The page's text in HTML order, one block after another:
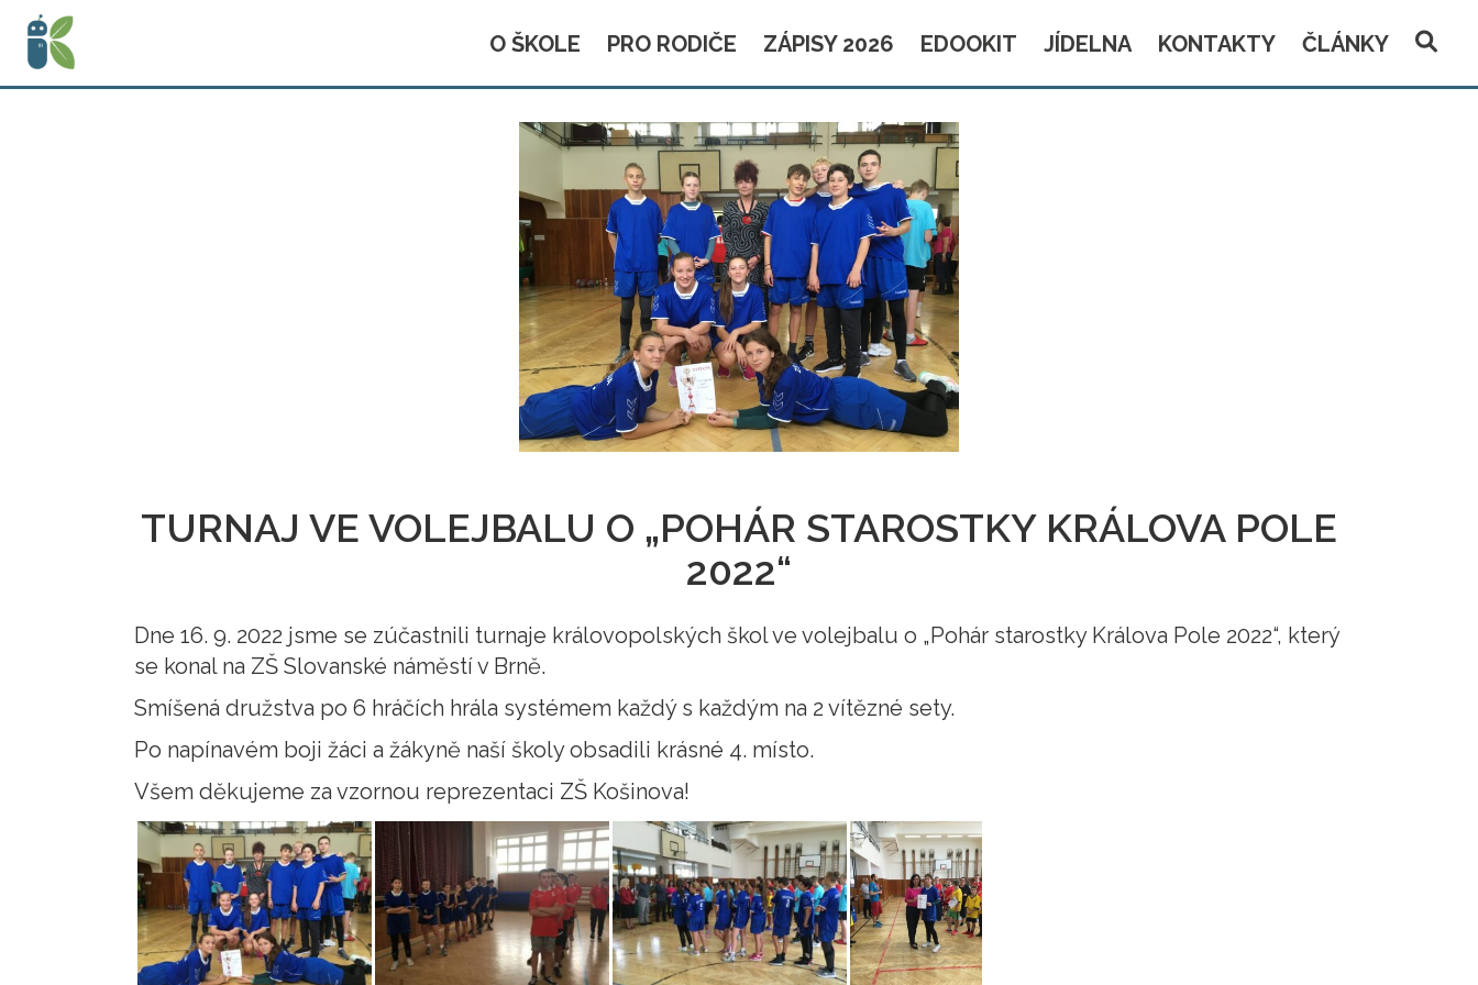
O ŠKOLE PRO RODIČE ZÁPISY 2026 EDOOKIT JÍDELNA KONTAKTY ČLÁNKY
TURNAJ VE VOLEJBALU O „POHÁR STAROSTKY KRÁLOVA POLE
2022“
Dne 16. 9. 2022 jsme se zúčastnili turnaje královopolských škol ve volejbalu o „Pohár starostky Králova Pole 2022“, který
se konal na ZŠ Slovanské náměstí v Brně.
Smíšená družstva po 6 hráčích hrála systémem každý s každým na 2 vítězné sety.
Po napínavém boji žáci a žákyně naší školy obsadili krásné 4. místo.
Všem děkujeme za vzornou reprezentaci ZŠ Košinova!